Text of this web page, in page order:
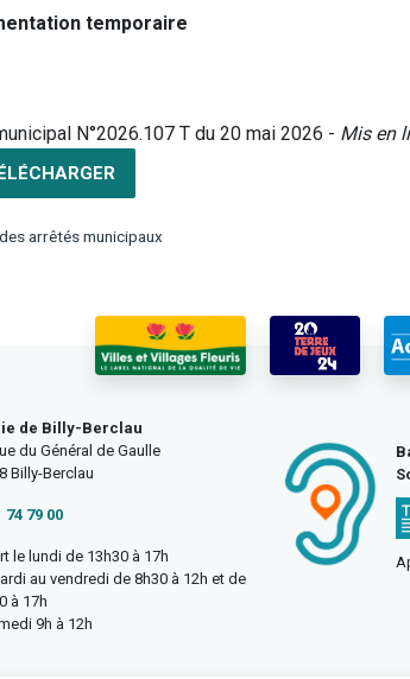
temporaire
N°2026.107 T du 20 mai 2026 - Mis en
arrêtés municipaux
de Billy-Berclau
du Général de Gaulle
Billy-Berclau
74 79 00
le lundi de 13h30 à 17h
au vendredi de 8h30 à 12h et de
à 17h
9h à 12h